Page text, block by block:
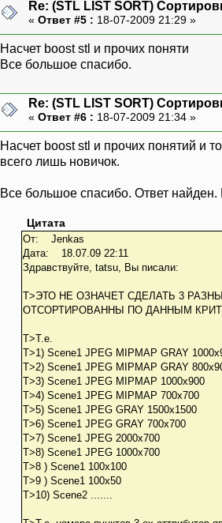
if (a != val.c)
return true;
}
void random()
{
b=rand();
c=rand();
}
static void print(const
{
}
typedef vector<Some>
int main()
{
ListSome listSome;
cout << "Before
sort(listSome.begin(),
cout << "After sort
return 0;
}
Re: (STL LIST SORT)
« Ответ #5 : 18-07-2009 21:29 »
Насчет boost stl и прочих поняти
Все большое спасибо.
Re: (STL LIST SORT)
« Ответ #6 : 18-07-2009 21:34 »
Насчет boost stl и прочих понятий и
всего лишь новичок.
Все большое спасибо. Ответ найден.
Цитата
От: Jenkas
Дата: 18.07.09 22:11
Здравствуйте, tatsu, Вы писали:
T>ЭТО НЕ ОЗНАЧЕТ СДЕЛАТЬ 3
ОТСОРТИРОВАННЫ ПО ДАННЫМ
T>Т.е.
T>1) Scene1 JPEG MIPMAP GRAY
T>2) Scene1 JPEG MIPMAP GRAY
T>3) Scene1 JPEG MIPMAP 1000x900
T>4) Scene1 JPEG MIPMAP 700x700
T>5) Scene1 JPEG GRAY 1500x1500
T>6) Scene1 JPEG GRAY 700x700
T>7) Scene1 JPEG 2000x700
T>8) Scene1 JPEG 1000x700
T>8 ) Scene1 100x100
T>9 ) Scene1 100x50
T>10) Scene2 .......